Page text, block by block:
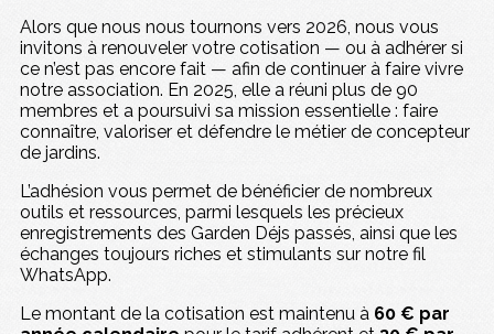
Alors que nous nous tournons vers 2026, nous vous
invitons à renouveler votre cotisation — ou à adhérer si
ce n’est pas encore fait — afin de continuer à faire vivre
notre association. En 2025, elle a réuni plus de 90
membres et a poursuivi sa mission essentielle : faire
connaître, valoriser et défendre le métier de concepteur
de jardins.
L’adhésion vous permet de bénéficier de nombreux
outils et ressources, parmi lesquels les précieux
enregistrements des Garden Déjs passés, ainsi que les
échanges toujours riches et stimulants sur notre fil
WhatsApp.
Le montant de la cotisation est maintenu à 60 € par